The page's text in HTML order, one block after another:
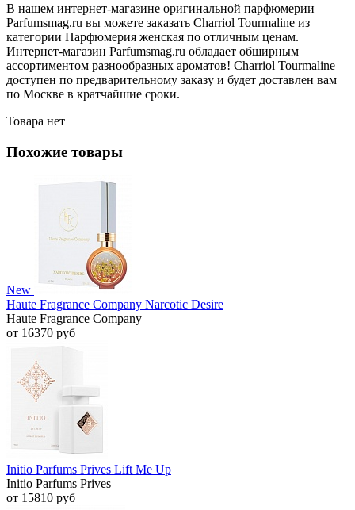
В нашем интернет-магазине оригинальной парфюмерии
Parfumsmag.ru вы можете заказать Charriol Tourmaline из
категории Парфюмерия женская по отличным ценам.
Интернет-магазин Parfumsmag.ru обладает обширным
ассортиментом разнообразных ароматов! Charriol Tourmaline
доступен по предварительному заказу и будет доставлен вам
по Москве в кратчайшие сроки.
Товара нет
Похожие товары
New
Haute Fragrance Company Narcotic Desire
Haute Fragrance Company
от 16370 руб
Initio Parfums Prives Lift Me Up
Initio Parfums Prives
от 15810 руб